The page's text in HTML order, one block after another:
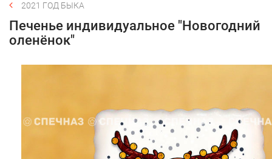
2021 ГОД БЫКА
Печенье индивидуальное "Новогодний
оленёнок"